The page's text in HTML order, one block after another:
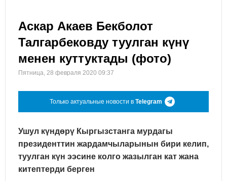
Аскар Акаев Бекболот
Талгарбековду туулган күнү
менен куттуктады (фото)
Пятница, 28 февраля 2020 09:37
Только актуальные новости в Telegram
Ушул күндөрү Кыргызстанга мурдагы
президенттин жардамчыларынын бири келип,
туулган күн ээсине колго жазылган кат жана
китептерди берген